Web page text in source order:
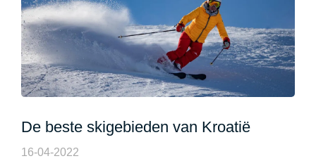
De beste skigebieden van Kroatië
16-04-2022